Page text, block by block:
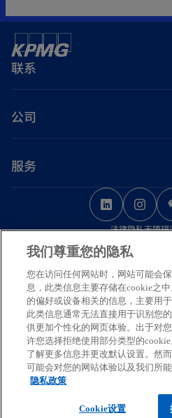
联系
公司
服务
o
p
e
n
s
i
n
a
n
e
t
o
p
e
s
i
n
a
n
e
w
法律隐私无障碍
© 2026 毕马威华振会计师事务所（特殊
所，毕马威企业咨询（中国）有限公司 —
务所 — 澳门特别行政区合伙制事务所，及
政区合伙制事务所，均是与毕马威国际有
关联的独立成员所全球组织中的成员。版
毕马威的名称和标识均为毕马威全球组织
标。
如需了解更多关于毕马威国际全球组织结
https://kpmg.com/governance
p
京公网安备11010102003233号
我们尊重您的隐私
您在访问任何网站时，网站可能会
息，此类信息主要存储在cookie之
的偏好或设备相关的信息，主要用
此类信息通常无法直接用于识别您
供更加个性化的网页体验。出于对
许您选择拒绝使用部分类型的
了解更多信息并更改默认设置。然
可能会对您的网站体验以及我们所
隐私政策
Cookie设置